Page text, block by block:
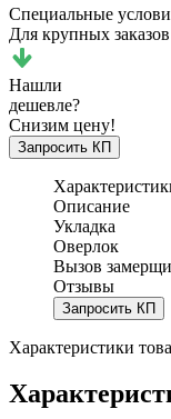
Специальные
Для крупных заказов
Нашли
дешевле?
Снизим цену!
Запросить КП
Описание
Укладка
Оверлок
Вызов
Отзывы
Запросить КП
Характеристики